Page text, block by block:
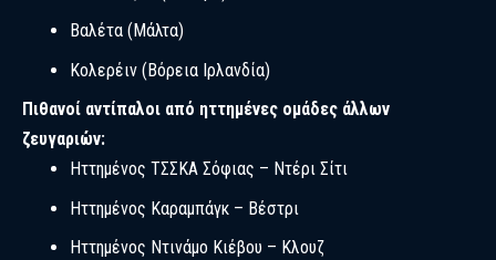
Βαλέτα (Μάλτα)
Κολερέιν (Βόρεια Ιρλανδία)
Πιθανοί αντίπαλοι από ηττημένες ομάδες άλλων
ζευγαριών:
Ηττημένος ΤΣΣΚΑ Σόφιας – Ντέρι Σίτι
Ηττημένος Καραμπάγκ – Βέστρι
Ηττημένος Ντινάμο Κιέβου – Κλουζ